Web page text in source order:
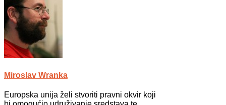
Miroslav Wranka
Europska unija želi stvoriti pravni okvir koji